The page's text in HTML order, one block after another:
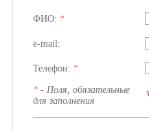
ФИО: *
e-mail:
Телефон: *
* - Поля, обязательные
для заполнения